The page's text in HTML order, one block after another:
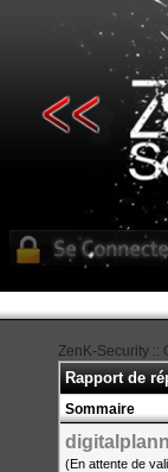
ZenK-Security ::
Rapport de
Sommaire
(En attente de